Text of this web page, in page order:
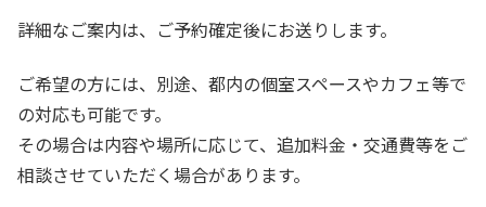
詳細なご案内は、ご予約確定後にお送りします。
ご希望の方には、別途、都内の個室スペースやカフェ等で
の対応も可能です。
その場合は内容や場所に応じて、追加料金・交通費等をご
相談させていただく場合があります。